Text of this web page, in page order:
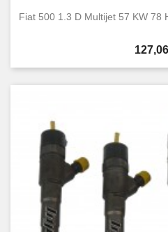
Fiat 500 1.3 D Multijet 57 KW 78
Cena